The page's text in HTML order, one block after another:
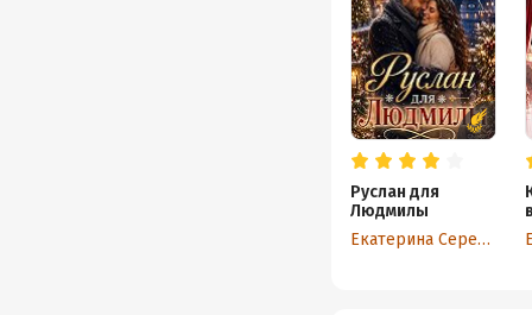
Руслан для
Людмилы
Екатерина Серебрякова